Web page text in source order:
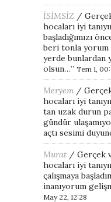
İSİMSİZ /
hocaları iyi
başladığımızı
beri tonla yorum
yerde bunlardan
olsun…” Tem 1,
Meryem /
hocaları iyi
tan uzak durun
gündür
açtı sesimi
Murat / Gerçek
hocaları iyi
çalışmaya
inanıyorum
May 22, 12:28